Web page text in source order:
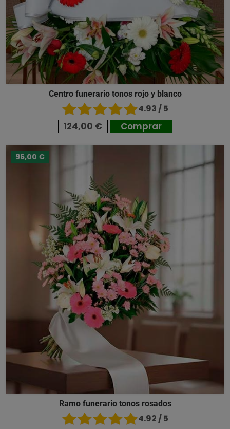
Centro funerario tonos rojo y blanco
4.93 / 5
124,00 € Comprar
96,00 €
Ramo funerario tonos rosados
4.92 / 5